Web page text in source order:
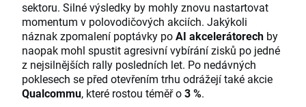
sektoru. Silné výsledky by mohly znovu nastartovat
momentum v polovodičových akciích. Jakýkoli
náznak zpomalení poptávky poAI akcelerátorech by
naopak mohl spustit agresivní vybírání zisků po jedné
z nejsilnějších rally posledních let. Po nedávných
poklesech se před otevřením trhu odrážejí také akcie
Qualcommu, které rostou téměř o3 %.